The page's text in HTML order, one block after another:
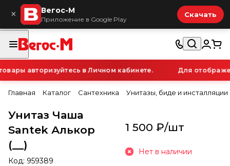
× Вегос-М
Приложение в Google Play
Скачать
авторизуйтесь в Личном кабинете. Для
Главная Каталог Сантехника Унитазы, биде и инсталляции
Унитаз Чаша
Santek Алькор
(__)
Код: 959389
1 500 ₽/шт
Нет в наличии